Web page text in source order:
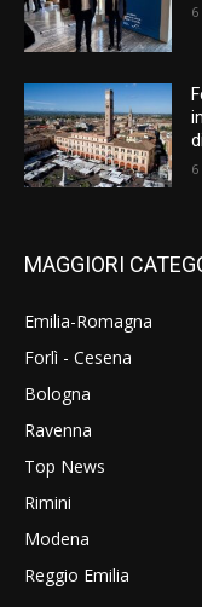
MAGGIORI
Emilia-Romagna
Forlì - Cesena
Bologna
Ravenna
Top News
Rimini
Modena
Reggio Emilia